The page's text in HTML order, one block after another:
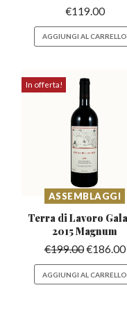
€119.00
AGGIUNGI AL CARRELLO
In offerta!
ASSEMBLAGGI
Terra di Lavoro
2015 Magnum
€199.00€186.00
AGGIUNGI AL CARRELLO